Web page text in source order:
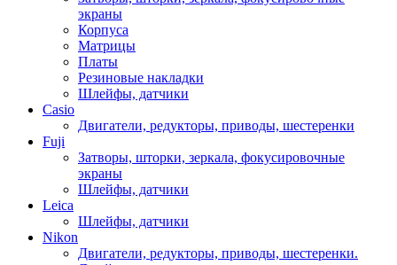
экраны
Корпуса
Матрицы
Платы
Резиновые накладки
Шлейфы, датчики
Casio
Двигатели, редукторы, приводы, шестеренки
Fuji
Затворы, шторки, зеркала, фокусировочные
экраны
Шлейфы, датчики
Leica
Шлейфы, датчики
Nikon
Двигатели, редукторы, приводы, шестеренки.